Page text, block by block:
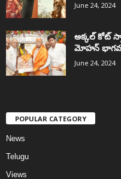
June 24, 2024
అక్కల్‌ కోట్‌
మోహన్
June 24, 2024
POPULAR CATEGORY
News
Telugu
Views